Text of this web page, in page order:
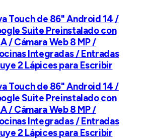
Touch de 86" Android 14 /
Suite Preinstalado con
/ Cámara Web 8 MP /
Integradas / Entradas
2 Lápices para Escribir
Touch de 86" Android 14 /
Suite Preinstalado con
/ Cámara Web 8 MP /
Integradas / Entradas
2 Lápices para Escribir